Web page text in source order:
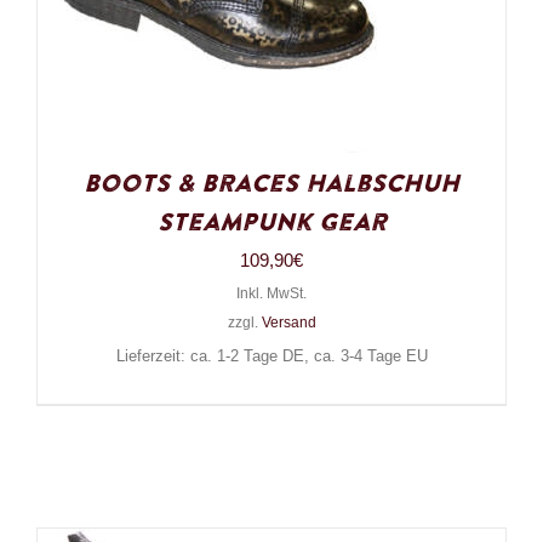
Boots & Braces Halbschuh
Steampunk Gear
109,90€
Inkl. MwSt.
zzgl. Versand
Lieferzeit: ca. 1-2 Tage DE, ca. 3-4 Tage EU